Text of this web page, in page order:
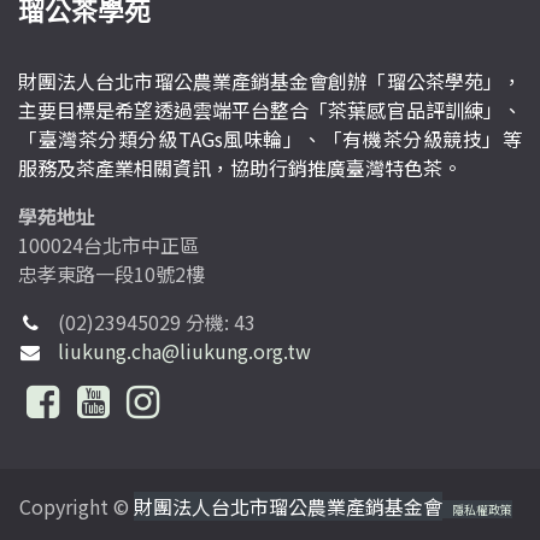
瑠公茶學苑
財團法人台北市瑠公農業產銷基金會創辦「瑠公茶學苑」，
主要目標是希望透過雲端平台整合「茶葉感官品評訓練」、
「臺灣茶分類分級TAGs風味輪」、「有機茶分級競技」等
服務及茶產業相關資訊，協助行銷推廣臺灣特色茶。
學苑地址
100024台北市中正區
忠孝東路一段10號2樓
(02)23945029 分機: 43
liukung.cha@liukung.org.tw
Copyright © 財團法人台北市瑠公農業產銷基金會 隱私權政策